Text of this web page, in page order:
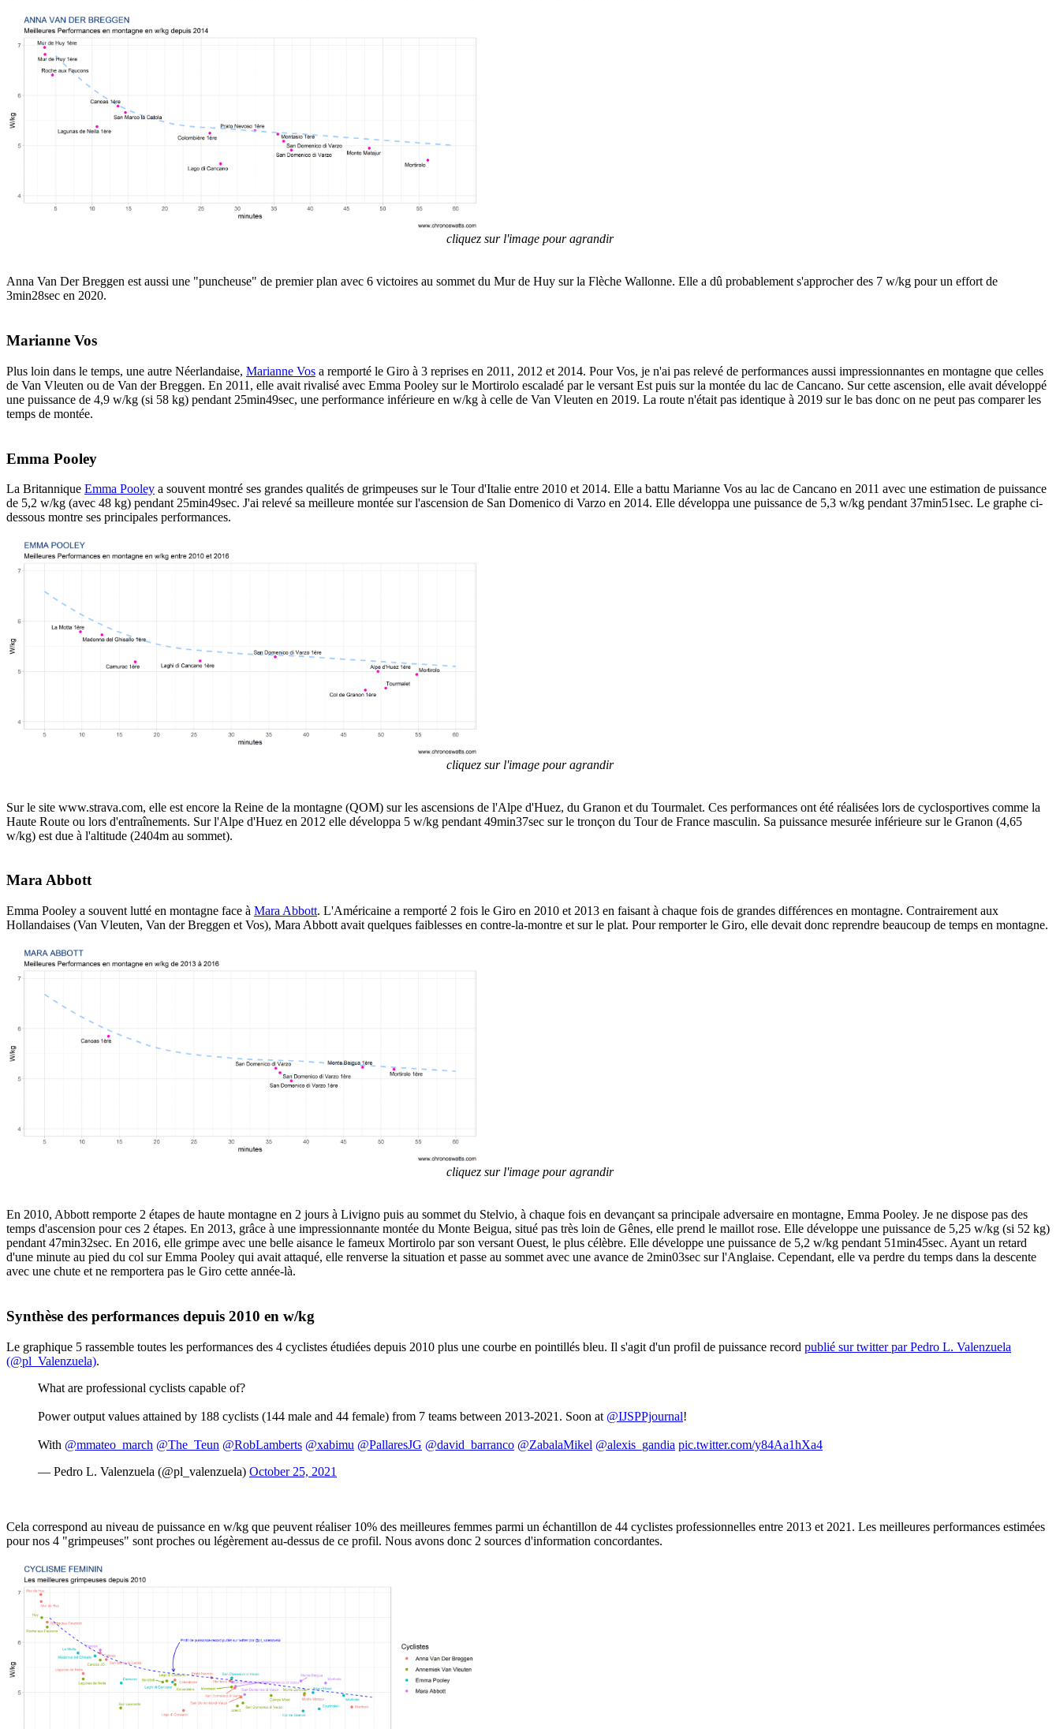
cliquez sur l'image pour agrandir
Anna Van Der Breggen est aussi une "puncheuse" de premier plan avec 6 victoires au sommet du Mur de Huy sur la Flèche Wallonne. Elle a dû probablement s'approcher des 7 w/kg pour un effort de
3min28sec en 2020.
Marianne Vos
Plus loin dans le temps, une autre Néerlandaise, Marianne Vos a remporté le Giro à 3 reprises en 2011, 2012 et 2014. Pour Vos, je n'ai pas relevé de performances aussi impressionnantes en montagne que celles
de Van Vleuten ou de Van der Breggen. En 2011, elle avait rivalisé avec Emma Pooley sur le Mortirolo escaladé par le versant Est puis sur la montée du lac de Cancano. Sur cette ascension, elle avait développé
une puissance de 4,9 w/kg (si 58 kg) pendant 25min49sec, une performance inférieure en w/kg à celle de Van Vleuten en 2019. La route n'était pas identique à 2019 sur le bas donc on ne peut pas comparer les
temps de montée.
Emma Pooley
La Britannique Emma Pooley a souvent montré ses grandes qualités de grimpeuses sur le Tour d'Italie entre 2010 et 2014. Elle a battu Marianne Vos au lac de Cancano en 2011 avec une estimation de puissance
de 5,2 w/kg (avec 48 kg) pendant 25min49sec. J'ai relevé sa meilleure montée sur l'ascension de San Domenico di Varzo en 2014. Elle développa une puissance de 5,3 w/kg pendant 37min51sec. Le graphe ci-
dessous montre ses principales performances.
cliquez sur l'image pour agrandir
Sur le site www.strava.com, elle est encore la Reine de la montagne (QOM) sur les ascensions de l'Alpe d'Huez, du Granon et du Tourmalet. Ces performances ont été réalisées lors de cyclosportives comme la
Haute Route ou lors d'entraînements. Sur l'Alpe d'Huez en 2012 elle développa 5 w/kg pendant 49min37sec sur le tronçon du Tour de France masculin. Sa puissance mesurée inférieure sur le Granon (4,65
w/kg) est due à l'altitude (2404m au sommet).
Mara Abbott
Emma Pooley a souvent lutté en montagne face à Mara Abbott. L'Américaine a remporté 2 fois le Giro en 2010 et 2013 en faisant à chaque fois de grandes différences en montagne. Contrairement aux
Hollandaises (Van Vleuten, Van der Breggen et Vos), Mara Abbott avait quelques faiblesses en contre-la-montre et sur le plat. Pour remporter le Giro, elle devait donc reprendre beaucoup de temps en montagne.
cliquez sur l'image pour agrandir
En 2010, Abbott remporte 2 étapes de haute montagne en 2 jours à Livigno puis au sommet du Stelvio, à chaque fois en devançant sa principale adversaire en montagne, Emma Pooley. Je ne dispose pas des
temps d'ascension pour ces 2 étapes. En 2013, grâce à une impressionnante montée du Monte Beigua, situé pas très loin de Gênes, elle prend le maillot rose. Elle développe une puissance de 5,25 w/kg (si 52 kg)
pendant 47min32sec. En 2016, elle grimpe avec une belle aisance le fameux Mortirolo par son versant Ouest, le plus célèbre. Elle développe une puissance de 5,2 w/kg pendant 51min45sec. Ayant un retard
d'une minute au pied du col sur Emma Pooley qui avait attaqué, elle renverse la situation et passe au sommet avec une avance de 2min03sec sur l'Anglaise. Cependant, elle va perdre du temps dans la descente
avec une chute et ne remportera pas le Giro cette année-là.
Synthèse des performances depuis 2010 en w/kg
Le graphique 5 rassemble toutes les performances des 4 cyclistes étudiées depuis 2010 plus une courbe en pointillés bleu. Il s'agit d'un profil de puissance record publié sur twitter par Pedro L. Valenzuela
(@pl_Valenzuela).
What are professional cyclists capable of?
Power output values attained by 188 cyclists (144 male and 44 female) from 7 teams between 2013-2021. Soon at @IJSPPjournal!
With @mmateo_march @The_Teun @RobLamberts @xabimu @PallaresJG @david_barranco @ZabalaMikel @alexis_gandia pic.twitter.com/y84Aa1hXa4
— Pedro L. Valenzuela (@pl_valenzuela) October 25, 2021
Cela correspond au niveau de puissance en w/kg que peuvent réaliser 10% des meilleures femmes parmi un échantillon de 44 cyclistes professionnelles entre 2013 et 2021. Les meilleures performances estimées
pour nos 4 "grimpeuses" sont proches ou légèrement au-dessus de ce profil. Nous avons donc 2 sources d'information concordantes.